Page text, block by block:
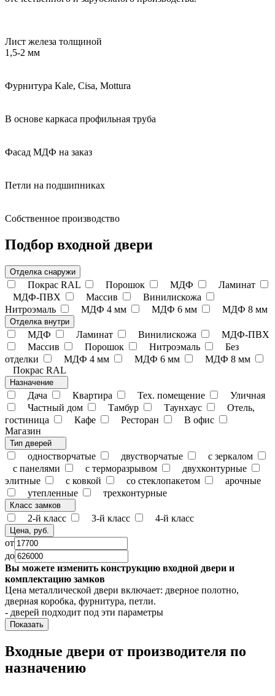
Лист железа толщиной
1,5-2 мм
Фурнитура Kale, Cisa, Mottura
В основе каркаса профильная труба
Фасад МДФ на заказ
Петли на подшипниках
Cобственное производство
Подбор входной двери
Отделка снаружи
Покрас RAL Порошок МДФ
Ламинат
МДФ-ПВХ
Массив
Винилискожа
Нитроэмаль
МДФ 4 мм МДФ 6 мм МДФ 8 мм
Отделка внутри
МДФ Ламинат Винилискожа
МДФ-ПВХ
Массив
Порошок Нитроэмаль
Без
отделки
МДФ 4 мм МДФ 6 мм
МДФ 8 мм
Покрас RAL
Назначение
Дача Квартира Тех. помещение
Уличная
Частный дом
Тамбур Таунхаус
Отель,
гостиница
Кафе Ресторан
В офис
Магазин
Тип дверей
одностворчатые двустворчатые
с зеркалом
с панелями
с терморазрывом
двухконтурные
элитные
с ковкой со стеклопакетом
арочные
утепленные
трехконтурные
Класс замков
2-й класс 3-й класс 4-й класс
Цена, руб.
от
до
Вы можете изменить конструкцию входной двери и
комплектацию замков
Цена металлической двери включает: дверное полотно,
дверная коробка, фурнитура, петли.
- дверей подходит под эти параметры
Входные двери от производителя по
назначению